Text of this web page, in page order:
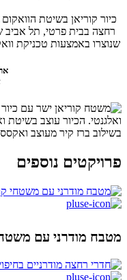
רחצה בבית פרטי, תל אביב
שנוצרו באמצעות טכניקת
פרויקטים נוספים
מטבח מודרני עם